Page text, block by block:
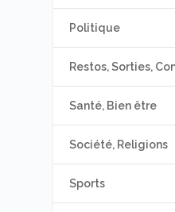
Politique
Restos, Sorties,
Santé, Bien être
Société, Religions
Sports